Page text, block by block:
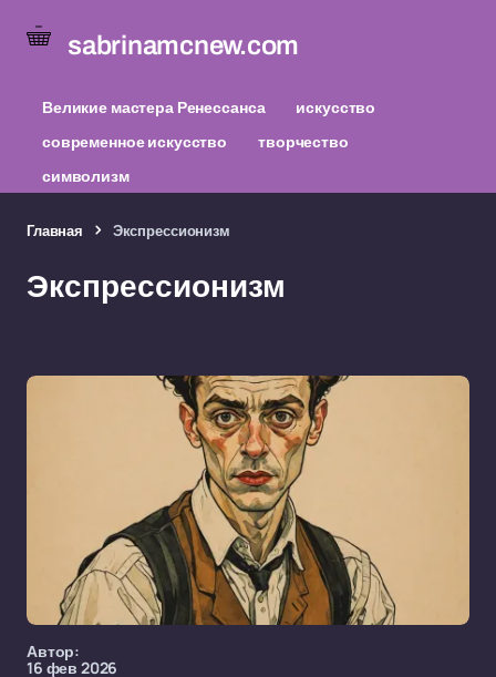
sabrinamcnew.com
Великие мастера Ренессанса
искусство
современное искусство
творчество
символизм
Главная Экспрессионизм
Экспрессионизм
Автор:
16 фев 2026